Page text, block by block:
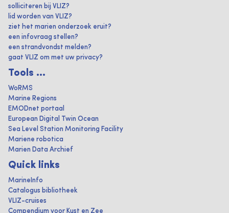
solliciteren bij VLIZ?
lid worden van VLIZ?
ziet het marien onderzoek eruit?
een infovraag stellen?
een strandvondst melden?
gaat VLIZ om met uw privacy?
Tools ...
WoRMS
Marine Regions
EMODnet portaal
European Digital Twin Ocean
Sea Level Station Monitoring Facility
Mariene robotica
Marien Data Archief
Quick links
MarineInfo
Catalogus bibliotheek
VLIZ-cruises
Compendium voor Kust en Zee